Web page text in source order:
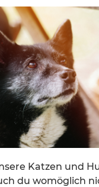
Katzen und
du womöglich